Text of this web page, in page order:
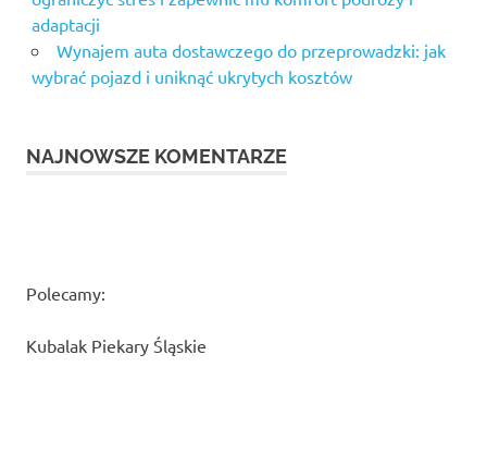
adaptacji
Wynajem auta dostawczego do przeprowadzki: jak
wybrać pojazd i uniknąć ukrytych kosztów
NAJNOWSZE KOMENTARZE
Polecamy:
Kubalak Piekary Śląskie